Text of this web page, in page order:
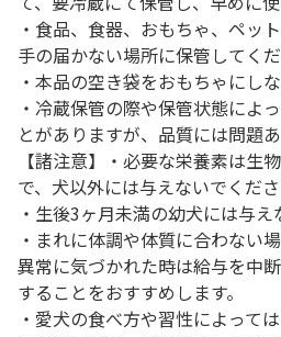
・食品、食器、おもちゃ、ペッ
手の届かない場所に保管してくだ
・本品の空き袋をおもちゃにし
・冷蔵保管の際や保管状態によ
とがありますが、品質には問題あ
【諸注意】・必要な栄養素は生
で、犬以外には与えないでくださ
・生後3ヶ月未満の幼犬には与え
・まれに体調や体質に合わない
異常に気づかれた時は給与を中
することをおすすめします。
・愛犬の食べ方や習性によって